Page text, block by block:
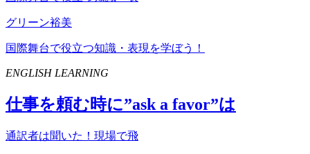
グリーン裕美
国際舞台で役立つ知識・表現を学ぼう！
ENGLISH LEARNING
仕事を頼む時に”ask a favor”は
通訳者は聞いた！現場で飛